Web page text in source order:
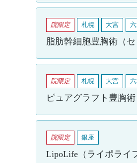
院限定 札幌 大宮
脂肪幹細胞豊胸術（セ
院限定 札幌 大宮
ピュアグラフト豊胸術
院限定 銀座
LipoLife（ライポライ